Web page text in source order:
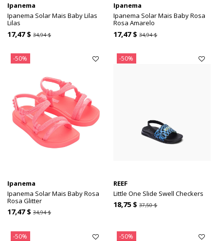
Ipanema
Ipanema Solar Mais Baby Lilas
Lilas
17,47 $ 34,94 $
Ipanema
Ipanema Solar Mais Baby Rosa
Rosa Amarelo
17,47 $34,94 $
-50%
Ipanema
Ipanema Solar Mais Baby Rosa
Rosa Glitter
17,47 $ 34,94 $
-50%
REEF
Little One Slide Swell Checkers
18,75 $37,50 $
-50% -50%